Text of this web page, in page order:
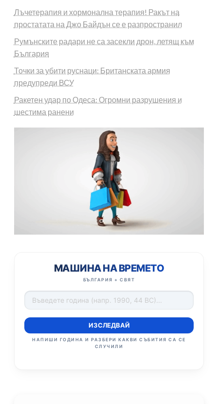
Лъчетерапия и хормонална терапия! Ракът на
простатата на Джо Байдън се е разпространил
Румънските радари не са засекли дрон, летящ към
България
Точки за убити руснаци: Британската армия
предупреди ВСУ
Ракетен удар по Одеса: Огромни разрушения и
шестима ранени
МАШИНА НА ВРЕМЕТО
БЪЛГАРИЯ + СВЯТ
ИЗСЛЕДВАЙ
НАПИШИ ГОДИНА И РАЗБЕРИ КАКВИ СЪБИТИЯ СА СЕ
СЛУЧИЛИ